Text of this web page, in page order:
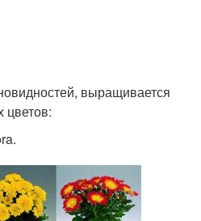
выращивается
цветов: